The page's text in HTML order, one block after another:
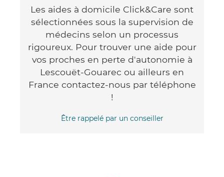
Les aides à domicile Click&Care sont
sélectionnées sous la supervision de
médecins selon un processus
rigoureux. Pour trouver une aide pour
vos proches en perte d'autonomie à
Lescouët-Gouarec ou ailleurs en
France contactez-nous par téléphone
!
Être rappelé par un conseiller